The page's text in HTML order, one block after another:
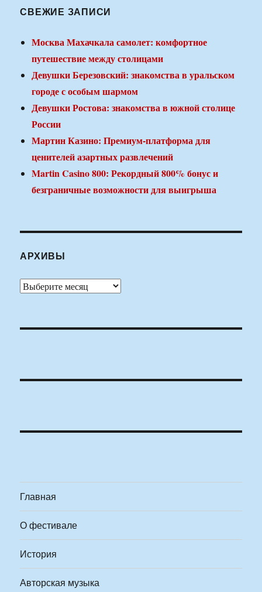
СВЕЖИЕ ЗАПИСИ
Москва Махачкала самолет: комфортное
путешествие между столицами
Девушки Березовский: знакомства в уральском
городе с особым шармом
Девушки Ростова: знакомства в южной столице
России
Мартин Казино: Премиум-платформа для
ценителей азартных развлечений
Martin Casino 800: Рекордный 800% бонус и
безграничные возможности для выигрыша
АРХИВЫ
Архивы
Главная
О фестивале
История
Авторская музыка